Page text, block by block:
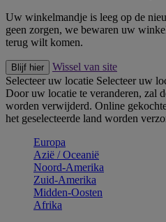
Uw winkelmandje is leeg op de
geen zorgen, we bewaren uw
terug wilt komen.
Blijf hier
Wissel van site
Selecteer uw locatie Selecteer uw
Door uw locatie te veranderen, zal
worden verwijderd. Online
het geselecteerde land worden
Europa
Aziё / Oceaniё
Noord-Amerika
Zuid-Amerika
Midden-Oosten
Afrika